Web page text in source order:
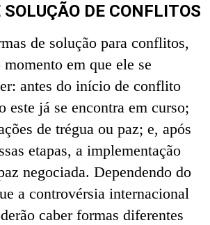
DE CONFLITOS
de solução para conflitos,
em que ele se
antes do início de conflito
este já se encontra em curso;
de trégua ou paz; e, após
etapas, a implementação
negociada. Dependendo do
a controvérsia internacional
caber formas diferentes